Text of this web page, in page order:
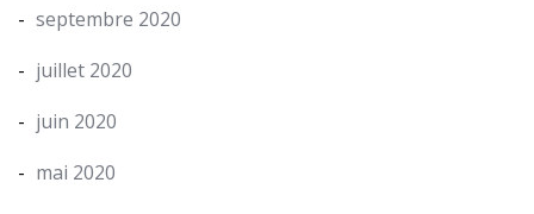
septembre 2020
juillet 2020
juin 2020
mai 2020